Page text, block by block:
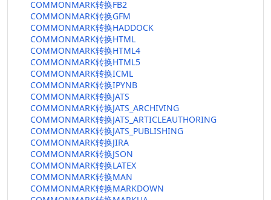
COMMONMARK转换FB2
COMMONMARK转换GFM
COMMONMARK转换HADDOCK
COMMONMARK转换HTML
COMMONMARK转换HTML4
COMMONMARK转换HTML5
COMMONMARK转换ICML
COMMONMARK转换IPYNB
COMMONMARK转换JATS
COMMONMARK转换JATS_ARCHIVING
COMMONMARK转换JATS_ARTICLEAUTHORING
COMMONMARK转换JATS_PUBLISHING
COMMONMARK转换JIRA
COMMONMARK转换JSON
COMMONMARK转换LATEX
COMMONMARK转换MAN
COMMONMARK转换MARKDOWN